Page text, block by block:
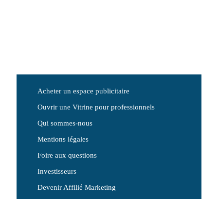
Acheter un espace publicitaire
Ouvrir une Vitrine pour professionnels
Qui sommes-nous
Mentions légales
Foire aux questions
Investisseurs
Devenir Affilié Marketing